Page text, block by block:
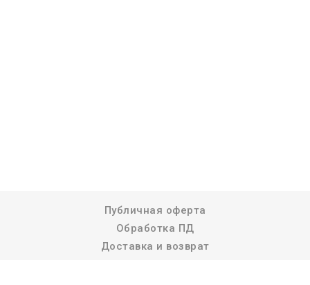
Публичная оферта
Обработка ПД
Доставка и возврат